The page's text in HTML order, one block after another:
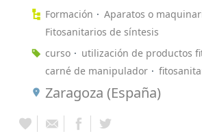
Formación
Aparatos o
Fitosanitarios de síntesis
curso
utilización de productos
carné de manipulador
Zaragoza (España)